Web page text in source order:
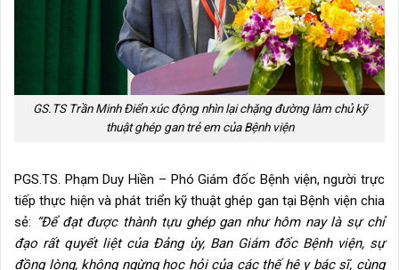
GS.TS Trần Minh Điển xúc động nhìn lại chặng đường làm chủ kỹ
thuật ghép gan trẻ em của Bệnh viện
PGS.TS. Phạm Duy Hiền – Phó Giám đốc Bệnh viện, người trực
tiếp thực hiện và phát triển kỹ thuật ghép gan tại Bệnh viện chia
sẻ: “Để đạt được thành tựu ghép gan như hôm nay là sự chỉ
đạo rất quyết liệt của Đảng ủy, Ban Giám đốc Bệnh viện, sự
đồng lòng, không ngừng học hỏi của các thế hệ y bác sĩ, cùng